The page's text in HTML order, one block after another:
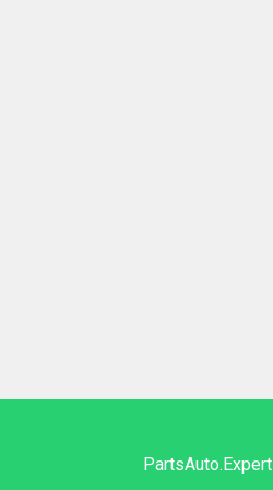
PartsAuto.Expert